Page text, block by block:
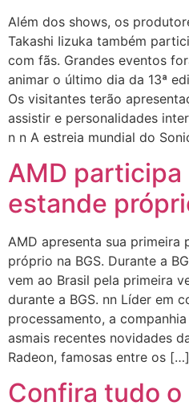
Além dos shows, os
Takashi Iizuka também
com fãs. Grandes eventos
animar o último dia da 13ª
Os visitantes terão
assistir e personalidades
n n A estreia mundial do
AMD participa
estande
AMD apresenta sua
próprio na BGS. Durante a
vem ao Brasil pela primeira
durante a BGS. nn Líder em
processamento, a
asmais recentes novidades
Radeon, famosas entre os […]
Confira tudo o